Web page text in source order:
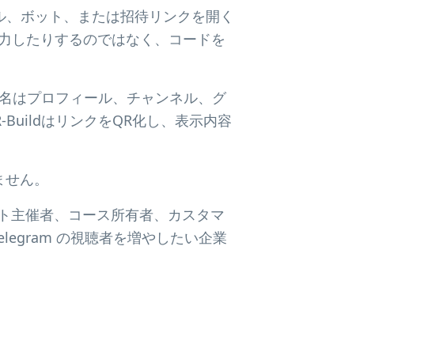
ボット、または招待リンクを開く
したりするのではなく、コードを
はプロフィール、チャンネル、グ
BuildはリンクをQR化し、表示内容
ん。
主催者、コース所有者、カスタマ
の視聴者を増やしたい企業